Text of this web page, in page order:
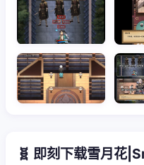
🧬 即刻下载雪月花